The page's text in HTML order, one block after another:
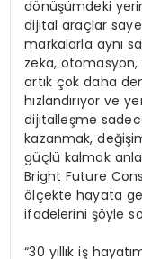
dönüşümdeki
dijital araçlar
markalarla aynı
zeka,
artık çok daha
hızlandırıyor ve
dijitalleşme
kazanmak,
güçlü kalmak
Bright Future
ölçekte hayata
ifadelerini şöyle
“30 yıllık iş